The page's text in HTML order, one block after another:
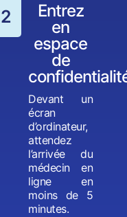
2
Entrez
en
espace
de
Devant un
écran
d’ordinateur,
attendez
l’arrivée du
médecin en
ligne en
moins de 5
minutes.